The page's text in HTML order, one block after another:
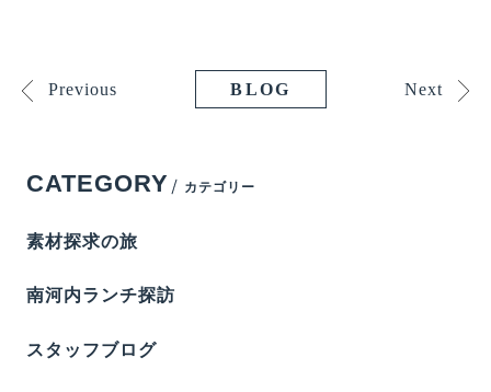
Previous BLOG Next
CATEGORY カテゴリー
素材探求の旅
南河内ランチ探訪
スタッフブログ